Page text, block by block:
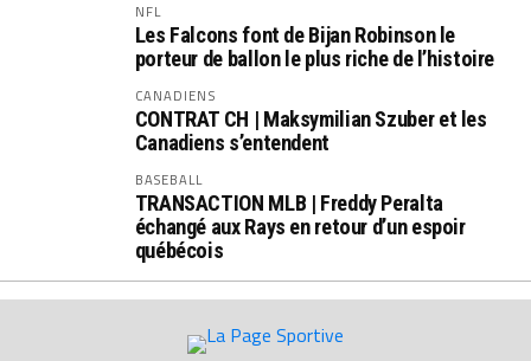
NFL
Les Falcons font de Bijan Robinson le
porteur de ballon le plus riche de l’histoire
CANADIENS
CONTRAT CH | Maksymilian Szuber et les
Canadiens s’entendent
BASEBALL
TRANSACTION MLB | Freddy Peralta
échangé aux Rays en retour d’un espoir
québécois